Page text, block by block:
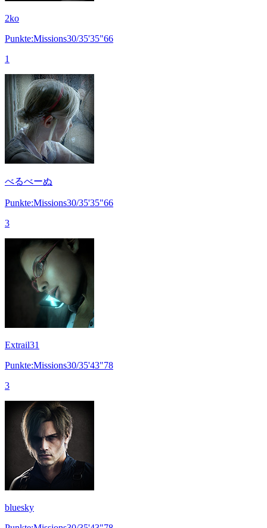
2ko
Punkte:Missions30/35'35"66
1
べるべーぬ
Punkte:Missions30/35'35"66
3
Extrail31
Punkte:Missions30/35'43"78
3
bluesky